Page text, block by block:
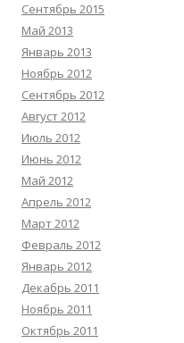
Сентябрь 2015
Май 2013
Январь 2013
Ноябрь 2012
Сентябрь 2012
Август 2012
Июль 2012
Июнь 2012
Май 2012
Апрель 2012
Март 2012
Февраль 2012
Январь 2012
Декабрь 2011
Ноябрь 2011
Октябрь 2011